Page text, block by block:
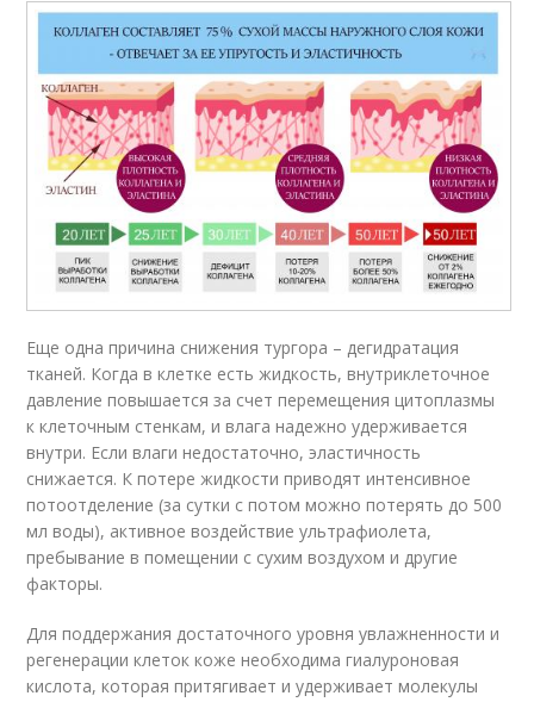
Еще одна причина снижения тургора – дегидратация
тканей. Когда в клетке есть жидкость, внутриклеточное
давление повышается за счет перемещения цитоплазмы
к клеточным стенкам, и влага надежно удерживается
внутри. Если влаги недостаточно, эластичность
снижается. К потере жидкости приводят интенсивное
потоотделение (за сутки с потом можно потерять до 500
мл воды), активное воздействие ультрафиолета,
пребывание в помещении с сухим воздухом и другие
факторы.
Для поддержания достаточного уровня увлажненности и
регенерации клеток коже необходима гиалуроновая
кислота, которая притягивает и удерживает молекулы